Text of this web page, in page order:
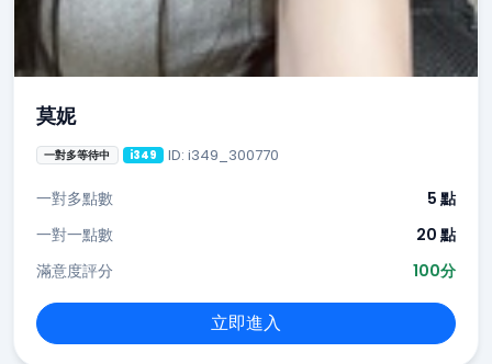
莫妮
一對多等待中 i349 ID: i349_300770
一對多點數
5 點
一對一點數
20 點
滿意度評分
100分
立即進入